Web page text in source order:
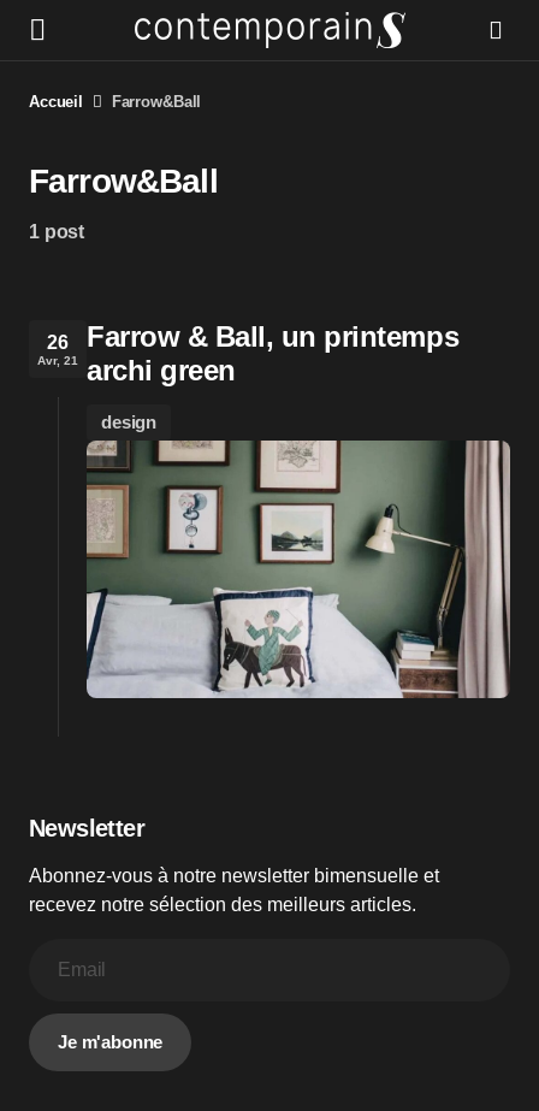
Accueil Farrow&Ball
Farrow&Ball
1 post
26
Avr, 21
Farrow & Ball, un printemps
archi green
design
Newsletter
Abonnez-vous à notre newsletter bimensuelle et
recevez notre sélection des meilleurs articles.
Je m'abonne